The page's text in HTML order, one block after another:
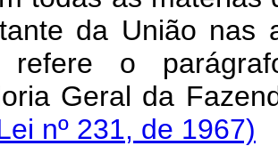
da União nas
o
Geral da
nº 231, de 1967)